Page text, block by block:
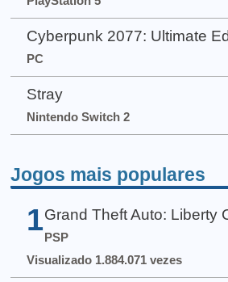
Cyberpunk 2077: Ultimate
PC
Stray
Nintendo Switch 2
Jogos mais populares
1 Grand Theft Auto: Liberty
PSP
Visualizado 1.884.071 vezes